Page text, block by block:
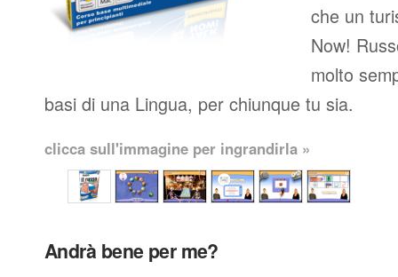
che un
Now!
molto
basi di una Lingua, per chiunque tu sia.
clicca sull'immagine per ingrandirla »
Andrà bene per me?